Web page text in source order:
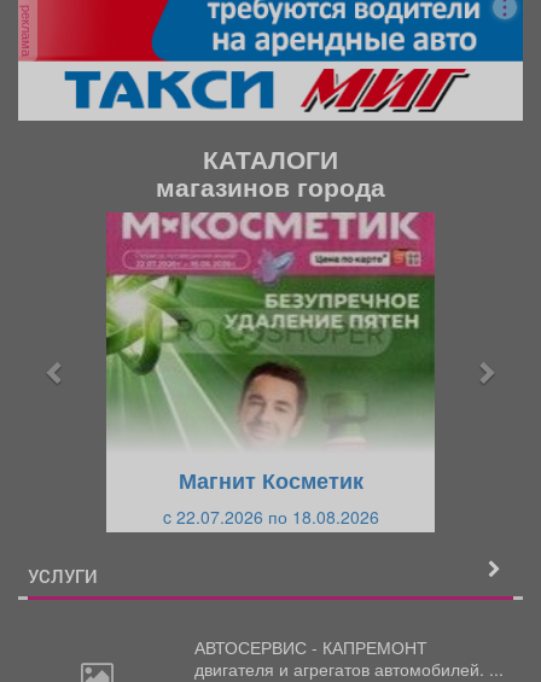
реклама
КАТАЛОГИ
магазинов города
Магнит Косметик
c 22.07.2026 по 18.08.2026
УСЛУГИ
АВТОСЕРВИС - КАПРЕМОНТ
двигателя и агрегатов автомобилей. ...